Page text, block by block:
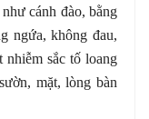
cánh đào, bằng
ngứa, không đau,
sắc tố loang
mặt, lòng bàn